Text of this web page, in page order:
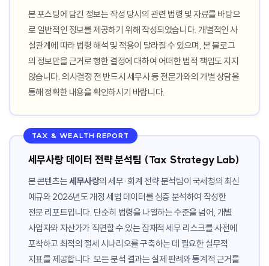
본 포스팅에 담긴 정보는 작성 당시의 관련 법령 및 자료를 바탕으
로 일반적인 정보를 제공하기 위해 작성되었습니다. 개별적인 사
실관계에 따라 법령 해석 및 적용이 달라질 수 있으며, 본 블로그
의 정보만을 근거로 행한 결정에 대하여 어떠한 법적 책임도 지지
않습니다. 의사결정 전 반드시 세무사 등 전문가와의 개별 상담을
통해 정확한 내용을 확인하시기 바랍니다.
TAX & WEALTH REPORT
세무사랑 데이터 전략 분석팀 (Tax Strategy Lab)
본 콘텐츠는세무사랑의 세무·회계 전략 분석팀이 국세청의 최신
예규와 2026년도 개정 세법 데이터를 심층 분석하여 작성한
전문 리포트입니다. 단순히 법령을 나열하는 수준을 넘어, 개별
사업자와 자산가가 직면할 수 있는 잠재적 세무 리스크를 사전에
포착하고 최적의 절세 시나리오를 구축하는 데 필요한 실무적
지표를 제공합니다. 모든 분석 결과는 실제 판례와 통계적 근거를